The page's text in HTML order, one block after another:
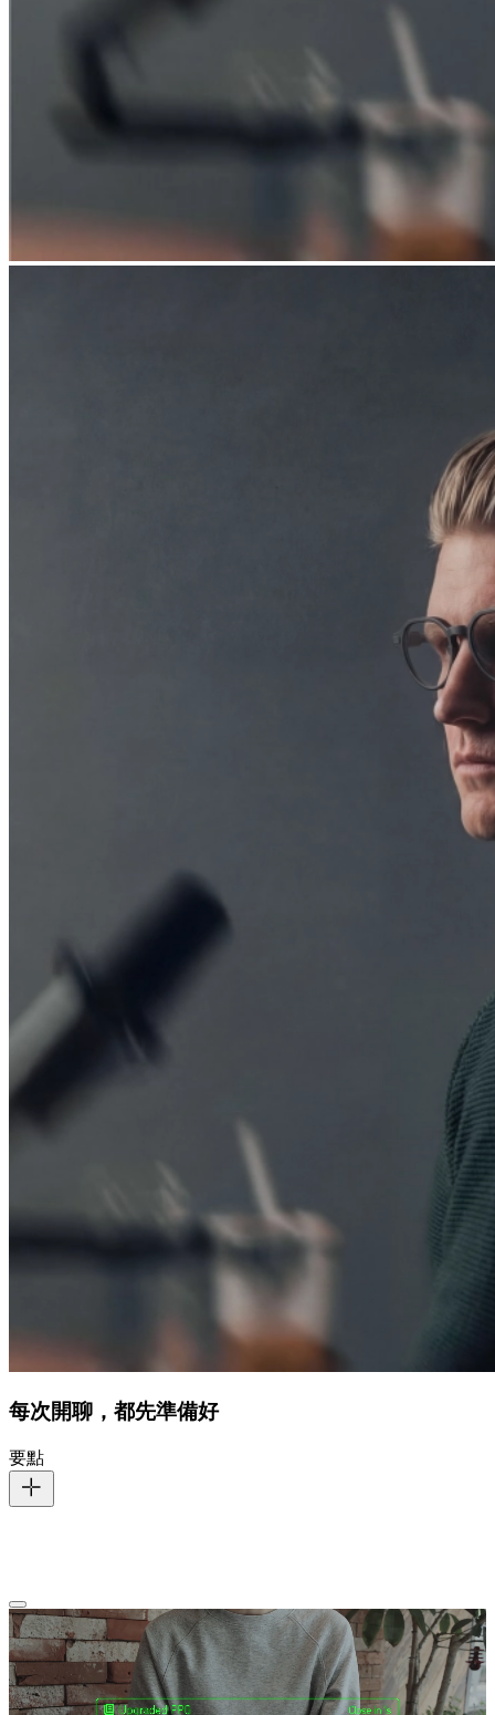
每次開聊，都先準備好
要點